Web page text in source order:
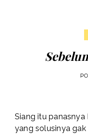
Siang itu
yang solusinya gak